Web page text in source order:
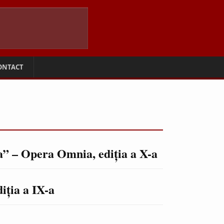
– Opera Omnia, ediţia a X-a
a IX-a